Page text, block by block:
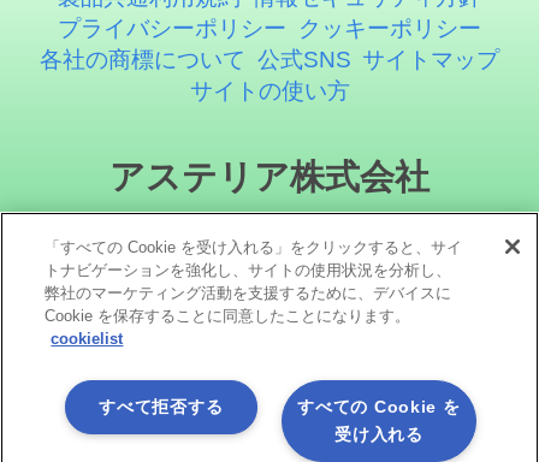
プライバシーポリシー
クッキーポリシー
各社の商標について 公式SNS サイトマップ
サイトの使い方
アステリア株式会社
ソーシャルメディア
「すべての Cookie を受け入れる」をクリックすると、サイ
トナビゲーションを強化し、サイトの使用状況を分析し、
弊社のマーケティング活動を支援するために、デバイスに
Cookie を保存することに同意したことになります。
cookielist
すべての Cookie を
受け入れる
すべて拒否する